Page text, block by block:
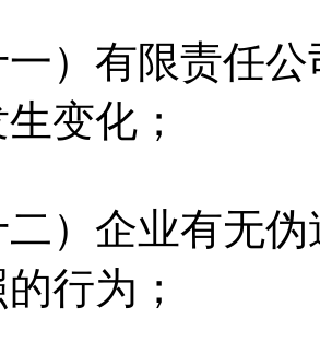
有限责任公
变化；
企业有无伪
行为；